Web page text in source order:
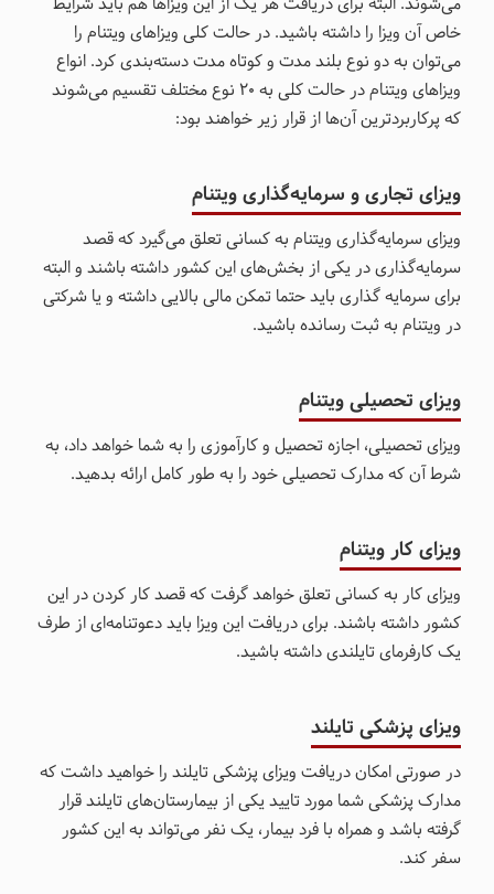
خاص آن ویزا را داشته باشید. در حالت کلی ویزاهای ویتنام را
می‌توان به دو نوع بلند مدت و کوتاه مدت دسته‌بندی کرد. انواع
ویزاهای ویتنام در حالت کلی به 20 نوع مختلف تقسیم می‌شوند
که پرکاربردترین آن‌ها از قرار زیر خواهند بود:
ویزای تجاری و سرمایه‌گذاری ویتنام
ویزای سرمایه‌گذاری ویتنام به کسانی تعلق می‌گیرد که قصد
سرمایه‌گذاری در یکی از بخش‌های این کشور داشته باشند و البته
برای سرمایه گذاری باید حتما تمکن مالی بالایی داشته و یا شرکتی
در ویتنام به ثبت رسانده باشید.
ویزای تحصیلی ویتنام
ویزای تحصیلی، اجازه تحصیل و کارآموزی را به شما خواهد داد، به
شرط آن که مدارک تحصیلی خود را به طور کامل ارائه بدهید.
ویزای کار ویتنام
ویزای کار به کسانی تعلق خواهد گرفت که قصد کار کردن در این
کشور داشته باشند. برای دریافت این ویزا باید دعوتنامه‌ای از طرف
یک کارفرمای تایلندی داشته باشید.
ویزای پزشکی تایلند
در صورتی امکان دریافت ویزای پزشکی تایلند را خواهید داشت که
مدارک پزشکی شما مورد تایید یکی از بیمارستان‌های تایلند قرار
گرفته باشد و همراه با فرد بیمار، یک نفر می‌تواند به این کشور
سفر کند.